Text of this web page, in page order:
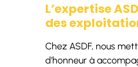
L’expertise
des
Chez ASDF, nous
d’honneur à